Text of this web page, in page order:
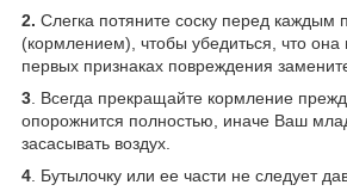
2. Слегка потяните соску перед каждым
(кормлением), чтобы убедиться, что она
первых признаках повреждения
3. Всегда прекращайте кормление
опорожнится полностью, иначе Ваш
засасывать воздух.
4. Бутылочку или ее части не следует